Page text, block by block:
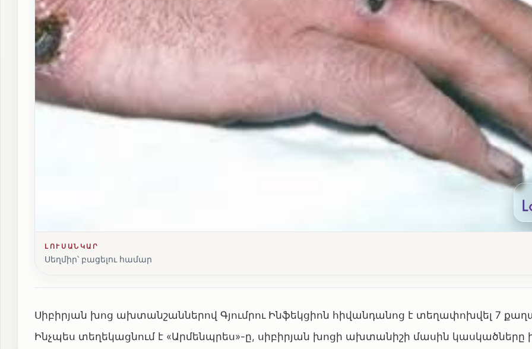
ԼՈՒՍԱՆԿԱՐ
Սեղմիր՝ բացելու համար
Սիբիրյան խոց ախտանշաններով Գյումրու Ինֆեկցիոն հիվանդանոց է տեղափոխվել 7
Ինչպես տեղեկացնում է «Արմենպրես»-ը, սիբիրյան խոցի ախտանիշի մասին կասկածները